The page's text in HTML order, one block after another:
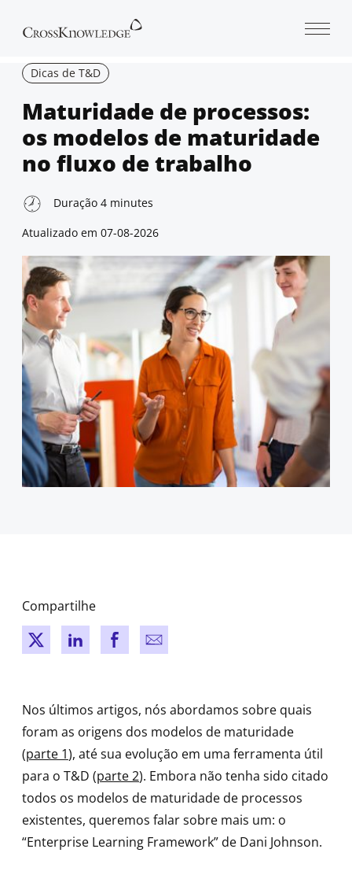
Dicas de T&D
Maturidade de processos:
os modelos de maturidade
no fluxo de trabalho
Duração 4 minutes
Atualizado em 07-08-2026
Compartilhe
New windowNew window
New windowNew window
Nos últimos artigos, nós abordamos sobre quais
foram as origens dos modelos de maturidade
(parte 1), até sua evolução em uma ferramenta útil
para o T&D (parte 2). Embora não tenha sido citado
todos os modelos de maturidade de processos
existentes, queremos falar sobre mais um: o
“Enterprise Learning Framework” de Dani Johnson.